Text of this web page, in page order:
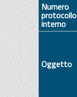
Numero
protocollo
interno
Oggetto